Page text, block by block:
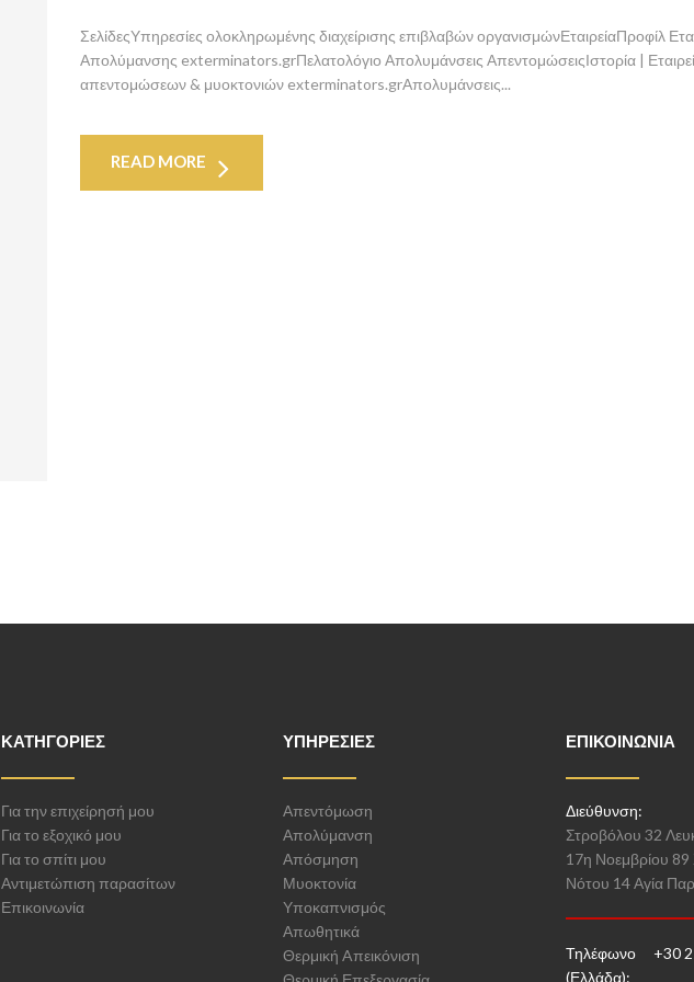
ΣελίδεςΥπηρεσίες ολοκληρωμένης διαχείρισης επιβλαβών οργανισμώνΕταιρείαΠροφίλ
Απολύμανσης exterminators.grΠελατολόγιο Απολυμάνσεις ΑπεντομώσειςΙστορία |
απεντομώσεων & μυοκτονιών exterminators.grΑπολυμάνσεις...
READ MORE
ΚΑΤΗΓΟΡΊΕΣ
Για την επιχείρησή μου
Για το εξοχικό μου
Για το σπίτι μου
Αντιμετώπιση παρασίτων
Επικοινωνία
ΥΠΗΡΕΣΊΕΣ
Απεντόμωση
Απολύμανση
Απόσμηση
Μυοκτονία
Υποκαπνισμός
Απωθητικά
Θερμική Aπεικόνιση
ΕΠΙΚΟΙΝΩΝΊΑ
Διεύθυνση:
Στροβόλου 32
17η Νοεμβρίου
Νότου 14 Αγία
Τηλέφωνο
(Ελλάδα):
+30